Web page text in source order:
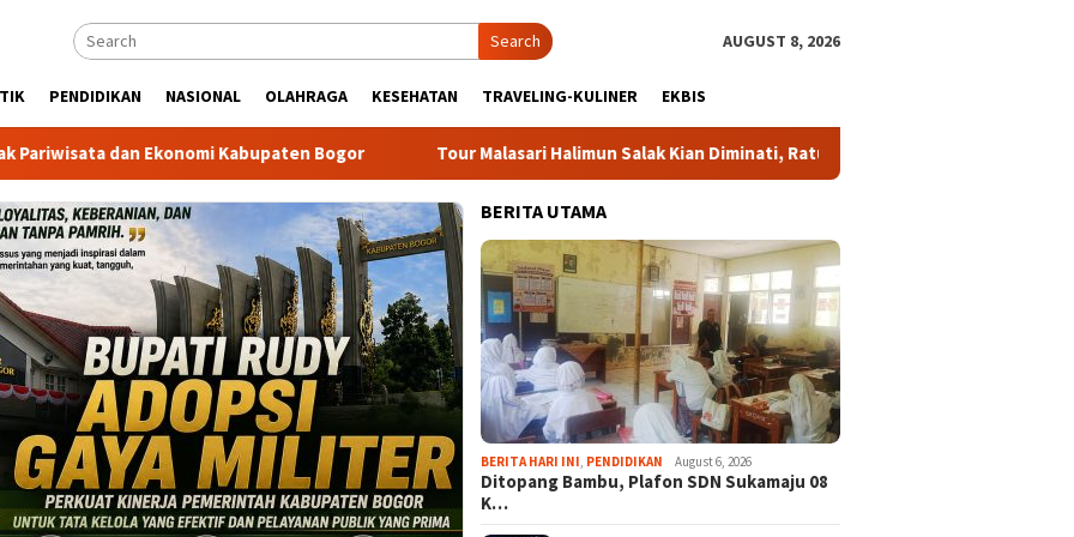
Search AUGUST 8, 2026
PENDIDIKAN NASIONAL OLAHRAGA KESEHATAN TRAVELING-KULINER EKBIS
dan Ekonomi Kabupaten Bogor Tour Malasari Halimun Salak Kian Diminati, Ratusan Rider dari 18 Provinsi Ramaikan
BERITA UTAMA
BERITA HARI INI PENDIDIKAN August 6, 2026
Ditopang Bambu, Plafon SDN Sukamaju 08
K…